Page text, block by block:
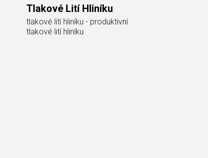
Tlakové Lití Hliníku
tlakové lití hliníku - produktivní
tlakové lití hliníku